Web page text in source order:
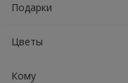
Подарки
Цветы
Кому